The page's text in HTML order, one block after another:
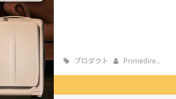
プロダクト Primedire...